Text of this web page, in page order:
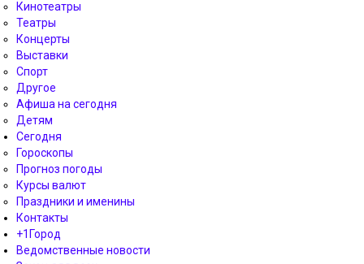
Кинотеатры
Театры
Концерты
Выставки
Спорт
Другое
Афиша на сегодня
Детям
Сегодня
Гороскопы
Прогноз погоды
Курсы валют
Праздники и именины
Контакты
+1Город
Ведомственные новости